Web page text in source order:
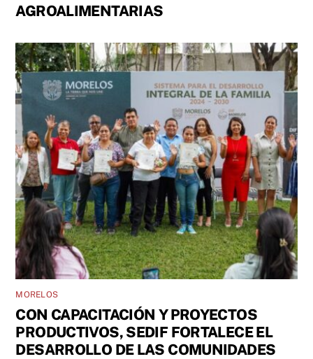
AGROALIMENTARIAS
MORELOS
CON CAPACITACIÓN Y PROYECTOS
PRODUCTIVOS, SEDIF FORTALECE EL
DESARROLLO DE LAS COMUNIDADES